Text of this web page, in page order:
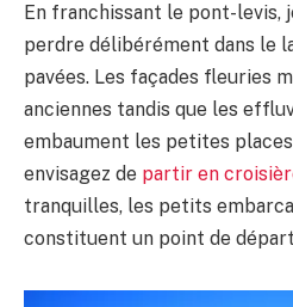
En franchissant le pont-levis,
perdre délibérément dans le
pavées. Les façades fleuries
anciennes tandis que les
embaument les petites
envisagez de partir en
tranquilles, les petits
constituent un point de